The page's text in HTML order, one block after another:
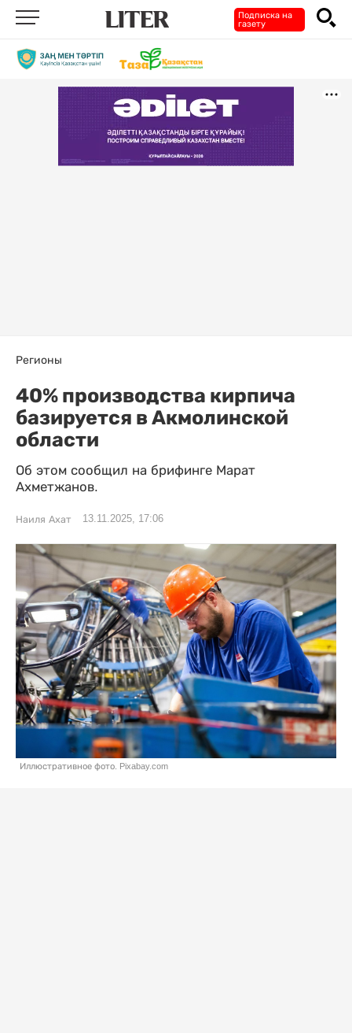
Подписка на
газету
Регионы
40% производства кирпича
базируется в Акмолинской
области
Об этом сообщил на брифинге Марат
Ахметжанов.
Наиля Ахат 13.11.2025, 17:06
Иллюстративное фото. Pixabay.com